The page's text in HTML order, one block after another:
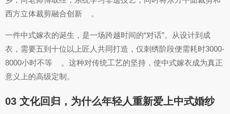
西方立体裁剪融合创新
。
一件中式嫁衣的诞生，是一场跨越时间的“对话”。从设计到成
衣，需要五到十位以上匠人共同打造，仅刺绣阶段便需耗时3000-
8000小时不等
。这种对传统工艺的坚持，使中式嫁衣成为真正
意义上的高级定制。
03 文化回归，为什么年轻人重新爱上中式婚纱